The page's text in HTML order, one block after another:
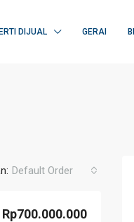
DIJUAL GERAI
Default Order
Rp700.000.000